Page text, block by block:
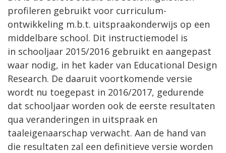
profileren gebruikt voor curriculum-
ontwikkeling m.b.t. uitspraakonderwijs op een
middelbare school. Dit instructiemodel is
in schooljaar 2015/2016 gebruikt en aangepast
waar nodig, in het kader van Educational Design
Research. De daaruit voortkomende versie
wordt nu toegepast in 2016/2017, gedurende
dat schooljaar worden ook de eerste resultaten
qua veranderingen in uitspraak en
taaleigenaarschap verwacht. Aan de hand van
die resultaten zal een definitieve versie worden